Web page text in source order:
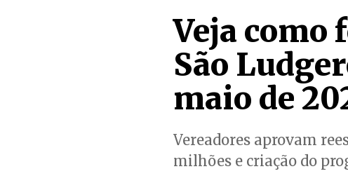
Veja como
São
maio de
Vereadores aprovam
milhões e criação do